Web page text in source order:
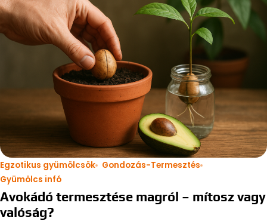
Egzotikus gyümölcsök
Gondozás-Termesztés
Gyümölcs infó
Avokádó termesztése magról – mítosz vagy
valóság?